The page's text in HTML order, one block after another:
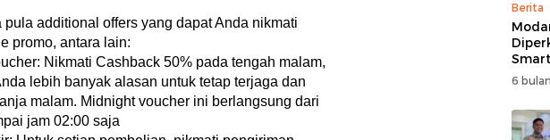
pula additional offers yang dapat Anda nikmati
promo, antara lain:
Nikmati Cashback 50% pada tengah malam,
lebih banyak alasan untuk tetap terjaga dan
malam. Midnight voucher ini berlangsung dari
jam 02:00 saja
Berita
6